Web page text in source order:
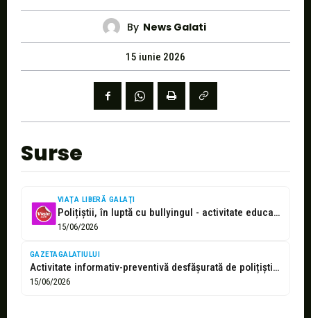
By News Galati
15 iunie 2026
Surse
VIAŢA LIBERĂ GALAŢI
Polițiștii, în luptă cu bullyingul - activitate educativă pentru copii
15/06/2026
GAZETAGALATIULUI
Activitate informativ-preventivă desfășurată de polițiști la Centrul de Zi pentru Copii din...
15/06/2026